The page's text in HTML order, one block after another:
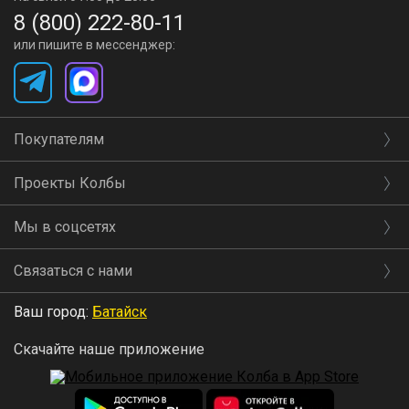
8 (800) 222-80-11
или пишите в мессенджер:
Покупателям
Проекты Колбы
Мы в соцсетях
Связаться с нами
Ваш город: Батайск
Скачайте наше приложение